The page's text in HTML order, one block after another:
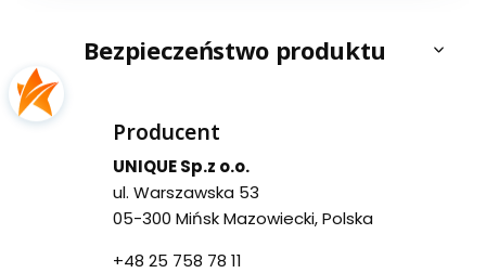
Bezpieczeństwo produktu
Producent
UNIQUE Sp.z o.o.
ul. Warszawska 53
05-300 Mińsk Mazowiecki, Polska
+48 25 758 78 11